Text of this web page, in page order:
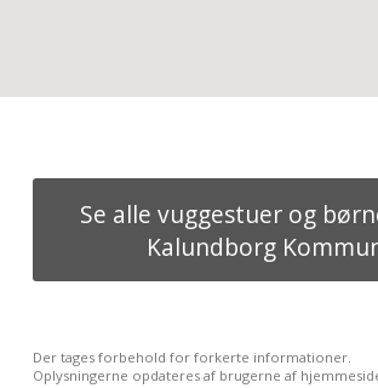
Se alle vuggestuer og
Kalundborg
Der tages forbehold for forkerte informationer.
Oplysningerne opdateres af brugerne af